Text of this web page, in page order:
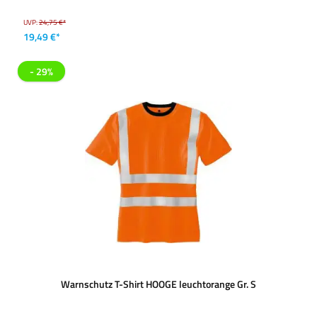
UVP:24,75 €*
19,49 €*
- 29%
Warnschutz T-Shirt HOOGE leuchtorange Gr. S